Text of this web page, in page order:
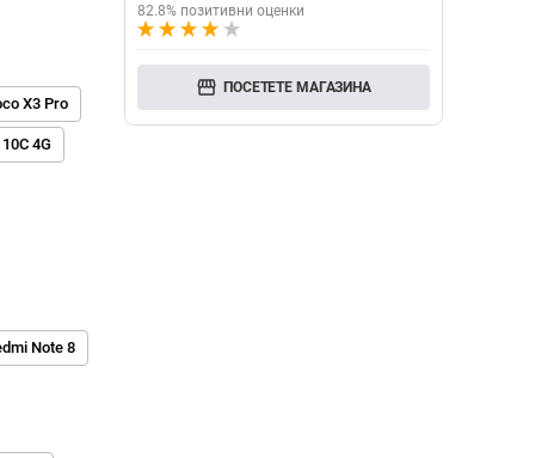
X3 Pro
4G
Note 8
82.8% позитивни оценки
storefront ПОСЕТЕТЕ МАГАЗИНА